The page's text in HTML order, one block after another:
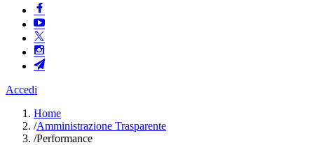
Accedi
Home
/Amministrazione Trasparente
/Performance